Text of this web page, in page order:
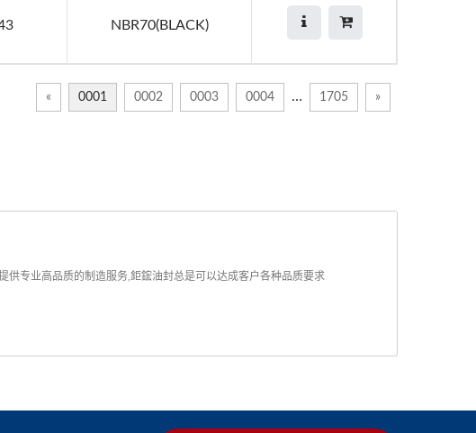
NBR70(BLACK)
« 0001 0002 0003 0004 … 1705 »
专业高品质的制造服务,鉅鋐油封总是可以达成客户各种品质要求